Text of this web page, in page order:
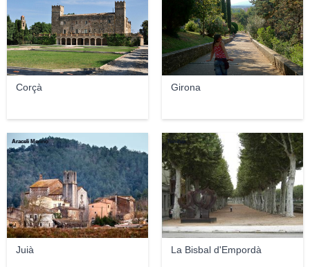
Corçà Girona
Juià
Araceli Merino
La Bisbal d'Empordà
Toniher